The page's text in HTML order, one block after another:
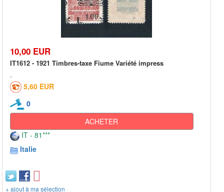
10,00 EUR
IT1612 - 1921 Timbres-taxe Fiume Variété impress
5,60 EUR
0
ACHETER
IT - 81***
Italie
+ ajout à ma sélection